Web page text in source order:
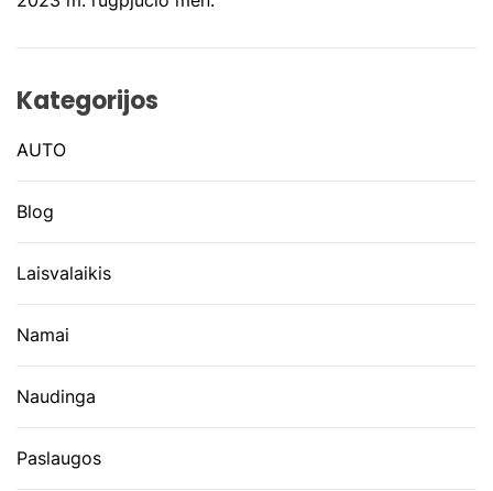
Kategorijos
AUTO
Blog
Laisvalaikis
Namai
Naudinga
Paslaugos